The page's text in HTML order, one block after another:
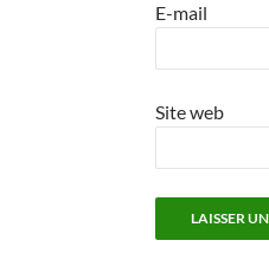
E-mail
Site web